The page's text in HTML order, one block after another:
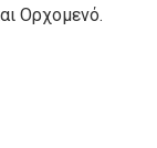
Ορχομενό.